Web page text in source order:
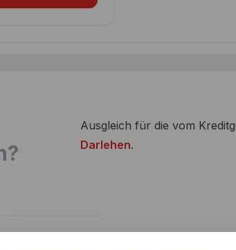
Ausgleich für die vom
Darlehen.